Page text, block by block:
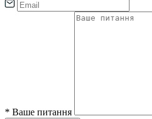
* Ваше питання